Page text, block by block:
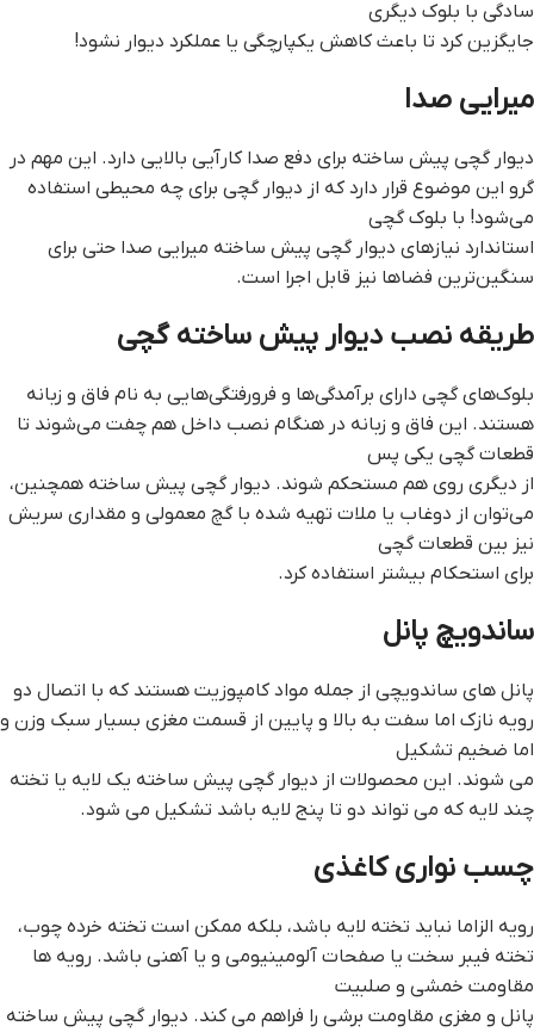
سادگی با بلوک دیگری
جایگزین کرد تا باعث کاهش یکپارچگی یا عملکرد دیوار نشود!
میرایی صدا
دیوار گچی پیش ساخته برای دفع صدا کارآیی بالایی دارد. این مهم در
گرو این موضوع قرار دارد که از دیوار گچی برای چه محیطی استفاده
می‌شود! با بلوک گچی
استاندارد نیازهای ديوار گچي پيش ساخته میرایی صدا حتی برای
سنگین‌ترین فضاها نیز قابل اجرا است.
طریقه نصب دیوار پیش ساخته گچی
بلوک‌های گچی دارای برآمدگی‌ها و فرورفتگی‌هایی به نام فاق و زبانه
هستند. این فاق و زبانه در هنگام نصب داخل هم چفت می‌شوند تا
قطعات گچی یکی پس
از دیگری روی هم مستحکم شوند. ديوار گچي پيش ساخته همچنین،
می‌توان از دوغاب یا ملات تهیه شده با گچ معمولی و مقداری سریش
نیز بین قطعات گچی
برای استحکام بیشتر استفاده کرد.
ساندویچ پانل
پانل های ساندویچی از جمله مواد کامپوزیت هستند که با اتصال دو
رویه نازک اما سفت به بالا و پایین از قسمت مغزی بسیار سبک وزن و
اما ضخیم تشکیل
می شوند. این محصولات از ديوار گچي پيش ساخته یک لایه یا تخته
چند لایه که می تواند دو تا پنج لایه باشد تشکیل می شود.
چسب نواري کاغذي
رویه الزاما نباید تخته لایه باشد، بلکه ممکن است تخته خرده چوب،
تخته فیبر سخت یا صفحات آلومینیومی و یا آهنی باشد. رویه ها
مقاومت خمشی و صلبیت
پانل و مغزی مقاومت برشی را فراهم می کند. ديوار گچي پيش ساخته